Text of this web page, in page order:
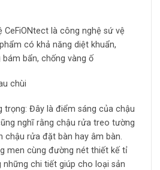
CeFiONtect là công nghệ sứ vệ
có khả năng diệt khuẩn,
bẩn, chống vàng ố
chùi
trọng: Đây là điểm sáng của chậu
nghĩ rằng chậu rửa treo tường
chậu rửa đặt bàn hay âm bàn.
men cùng đường nét thiết kế tỉ
chi tiết giúp cho loại sản